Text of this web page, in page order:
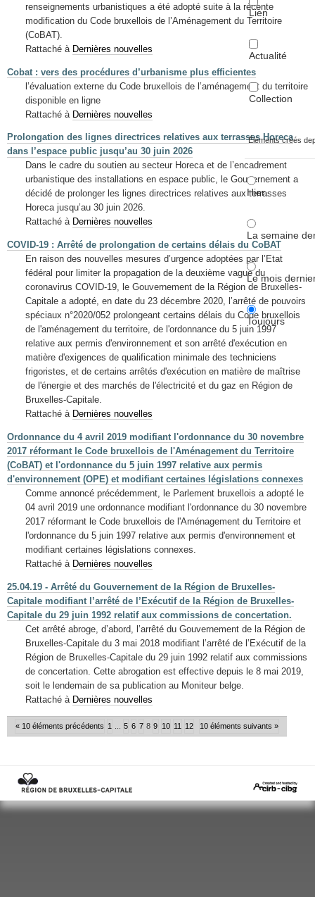
Lien
Actualité
Collection
Éléments créés
Hier
La semaine
Le mois
Toujours
renseignements urbanistiques a été adopté suite à la récente
modification du Code bruxellois de l’Aménagement du Territoire
(CoBAT).
Rattaché à Dernières nouvelles
Cobat : vers des procédures d’urbanisme plus efficientes
l’évaluation externe du Code bruxellois de l’aménagement du territoire
disponible en ligne
Rattaché à Dernières nouvelles
Prolongation des lignes directrices relatives aux terrasses Horeca
dans l’espace public jusqu’au 30 juin 2026
Dans le cadre du soutien au secteur Horeca et de l’encadrement
urbanistique des installations en espace public, le Gouvernement a
décidé de prolonger les lignes directrices relatives aux terrasses
Horeca jusqu’au 30 juin 2026.
Rattaché à Dernières nouvelles
COVID-19 : Arrêté de prolongation de certains délais du CoBAT
En raison des nouvelles mesures d’urgence adoptées par l’Etat
fédéral pour limiter la propagation de la deuxième vague du
coronavirus COVID-19, le Gouvernement de la Région de Bruxelles-
Capitale a adopté, en date du 23 décembre 2020, l’arrêté de pouvoirs
spéciaux n°2020/052 prolongeant certains délais du Code bruxellois
de l'aménagement du territoire, de l'ordonnance du 5 juin 1997
relative aux permis d'environnement et son arrêté d'exécution en
matière d'exigences de qualification minimale des techniciens
frigoristes, et de certains arrêtés d'exécution en matière de maîtrise
de l'énergie et des marchés de l'électricité et du gaz en Région de
Bruxelles-Capitale.
Rattaché à Dernières nouvelles
Ordonnance du 4 avril 2019 modifiant l'ordonnance du 30 novembre
2017 réformant le Code bruxellois de l'Aménagement du Territoire
(CoBAT) et l'ordonnance du 5 juin 1997 relative aux permis
d'environnement (OPE) et modifiant certaines législations connexes
Comme annoncé précédemment, le Parlement bruxellois a adopté le
04 avril 2019 une ordonnance modifiant l'ordonnance du 30 novembre
2017 réformant le Code bruxellois de l'Aménagement du Territoire et
l'ordonnance du 5 juin 1997 relative aux permis d'environnement et
modifiant certaines législations connexes.
Rattaché à Dernières nouvelles
25.04.19 - Arrêté du Gouvernement de la Région de Bruxelles-
Capitale modifiant l’arrêté de l’Exécutif de la Région de Bruxelles-
Capitale du 29 juin 1992 relatif aux commissions de concertation.
Cet arrêté abroge, d’abord, l’arrêté du Gouvernement de la Région de
Bruxelles-Capitale du 3 mai 2018 modifiant l’arrêté de l’Exécutif de la
Région de Bruxelles-Capitale du 29 juin 1992 relatif aux commissions
de concertation. Cette abrogation est effective depuis le 8 mai 2019,
soit le lendemain de sa publication au Moniteur belge.
Rattaché à Dernières nouvelles
« 10 éléments précédents 10 éléments suivants »
1 5 6 7 8 9 10 11 12